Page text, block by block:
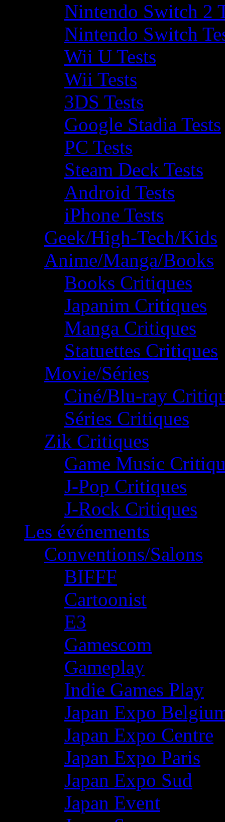
Nintendo Switch 2
Nintendo Switch
Wii U Tests
Wii Tests
3DS Tests
Google Stadia Tests
PC Tests
Steam Deck Tests
Android Tests
iPhone Tests
Geek/High-Tech/Kids
Anime/Manga/Books
Books Critiques
Japanim Critiques
Manga Critiques
Statuettes Critiques
Movie/Séries
Ciné/Blu-ray
Séries Critiques
Zik Critiques
Game Music
J-Pop Critiques
J-Rock Critiques
Les événements
Conventions/Salons
BIFFF
Cartoonist
E3
Gamescom
Gameplay
Indie Games Play
Japan Expo
Japan Expo Centre
Japan Expo Paris
Japan Expo Sud
Japan Event